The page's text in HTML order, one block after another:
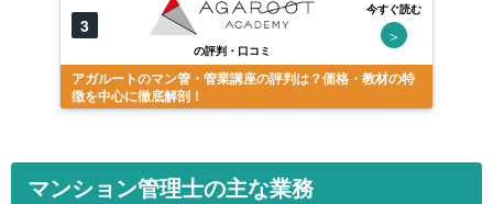
3
の評判・口コミ
今すぐ読む
＞
アガルートのマン管・管業講座の評判は？価格・教材の特
徴を中心に徹底解剖！
マンション管理士の主な業務